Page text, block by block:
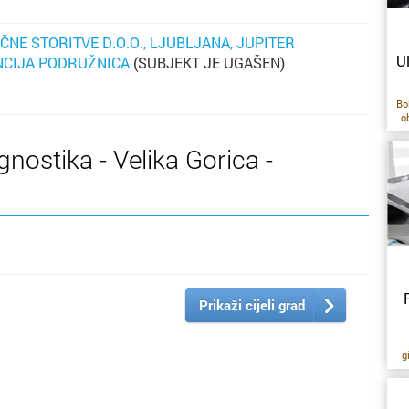
STORITVE D.O.O., LJUBLJANA, JUPITER
PODRUŽNICA (SUBJEKT JE UGAŠEN)
- Velika Gorica -
Prikaži cijeli grad